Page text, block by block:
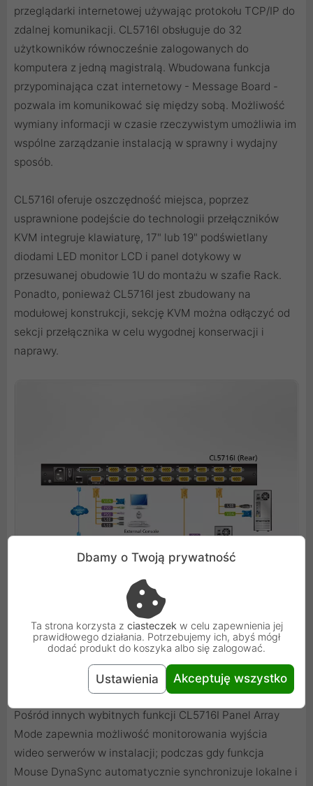
przeglądarki internetowej używając protokołu TCP/IP do
zdalnej komunikacji. CL5716I obsługuje do 32
użytkowników równocześnie zalogowanych do
komputera z jedną magistralą. Wbudowana funkcja
przypominająca czat internetowy - Message Board -
pozwala im komunikować się między sobą. Możliwość
wymiany informacji w czasie rzeczywistym umożliwia im
wspólne zarządzanie instalacją w sprawny i wydajny
sposób.
CL5716I oferuje oszczędność miejsca, poprzez
usprawnione podejście do technologii przełączników
KVM integruje klawiaturę, 17" lub 19" podświetlany
diodami LED monitor LCD i panel dotykowy w
przesuwanej obudowie 1U do montażu w szafie Rack.
Ponadto, ponieważ CL5716I jest zbudowany na
modułowej konstrukcji, sekcję KVM można odłączyć od
sekcji przełącznika w celu wygodnej konserwacji i
naprawy.
Pośród innych wybitnych funkcji CL5716I Panel Array
Mode zapewnia możliwość monitorowania wyjścia
wideo serwerów w instalacji; podczas gdy funkcja
Mouse DynaSync automatycznie synchronizuje lokalne i
Dbamy o Twoją prywatność
Ta strona korzysta z ciasteczek w celu zapewnienia jej
prawidłowego działania. Potrzebujemy ich, abyś mógł
dodać produkt do koszyka albo się zalogować.
Ustawienia Akceptuję wszystko